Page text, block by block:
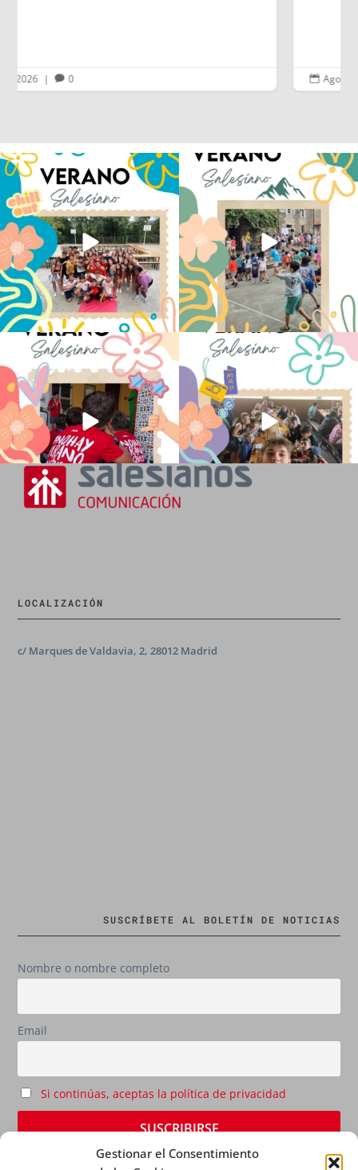
Gestionar el Consentimiento
 Ago 5, 2026
Los alumnos de 6º de Primaria, 1º y 2º
de la ESO...
145 2
La diversión y la alegría también se han
sentido...
93 0
No hay verano sin que sea Salesiano ❤️
💫 en Luz 4
...
0
viviendo la alegría en el campamento
...
LOCALIZACIÓN
c/ Marques de Valdavia, 2, 28012 Madrid
SUSCRÍBETE AL BOLETÍN DE NOTICIAS
Nombre o nombre completo
Email
Si continúas, aceptas la política de privacidad